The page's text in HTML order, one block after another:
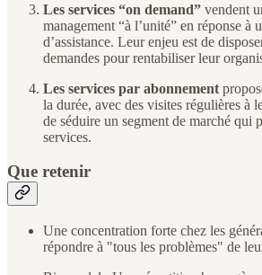
Les services “on demand” vendent
management “à l’unité” en réponse à
d’assistance. Leur enjeu est de
demandes pour rentabiliser leur
Les services par abonnement
la durée, avec des visites régulières à
de séduire un segment de marché qui
services.
Que retenir
Une concentration forte chez les
répondre à "tous les problèmes" de